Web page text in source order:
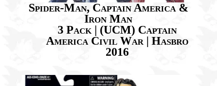
Spider-Man, Captain America &
Iron Man
3 Pack | (UCM) Captain
America Civil War | Hasbro
2016